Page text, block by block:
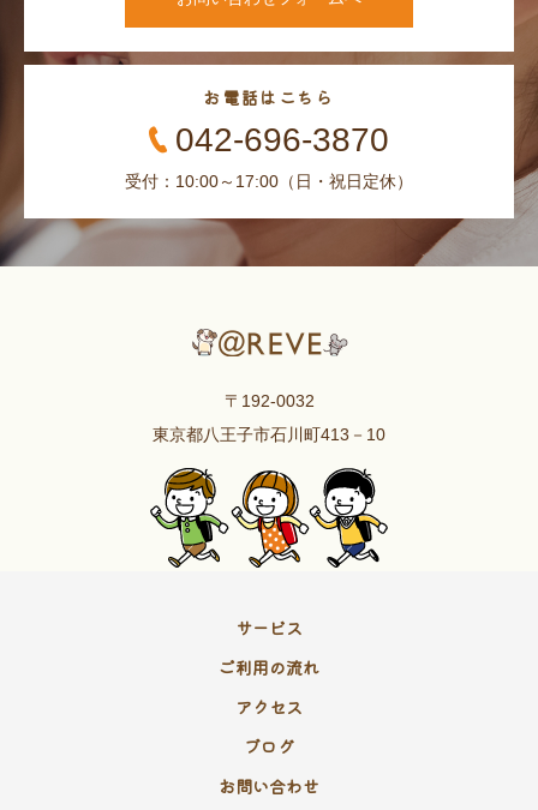
お電話はこちら
042-696-3870
受付：10:00～17:00（日・祝日定休）
〒192-0032
東京都八王子市石川町413－10
サービス
ご利用の流れ
アクセス
ブログ
お問い合わせ